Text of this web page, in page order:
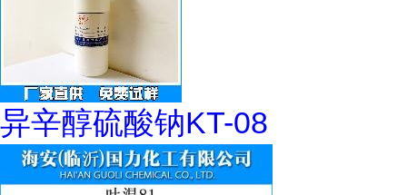
异辛醇硫酸钠KT-08